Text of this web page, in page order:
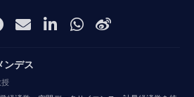
ンデス
授